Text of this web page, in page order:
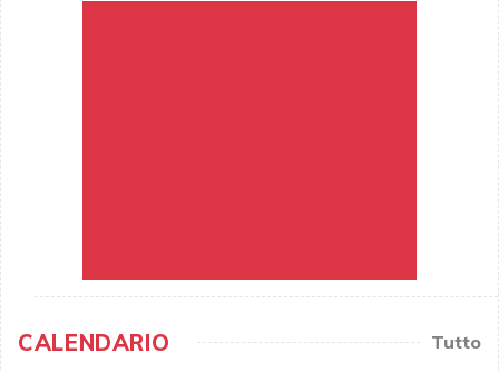
CALENDARIO Tutto